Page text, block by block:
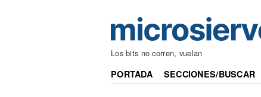
Los bits no corren, vuelan
PORTADA SECCIONES/BUSCAR